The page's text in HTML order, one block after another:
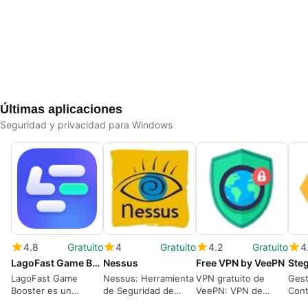
Últimas aplicaciones
Seguridad y privacidad para Windows
4.8
Gratuito
LagoFast Game Booster
LagoFast Game
Booster es un
4
Gratuito
Nessus
Nessus: Herramienta
de Seguridad de
4.2
Gratuito
Free VPN by VeePN
VPN gratuito de
VeePN: VPN de